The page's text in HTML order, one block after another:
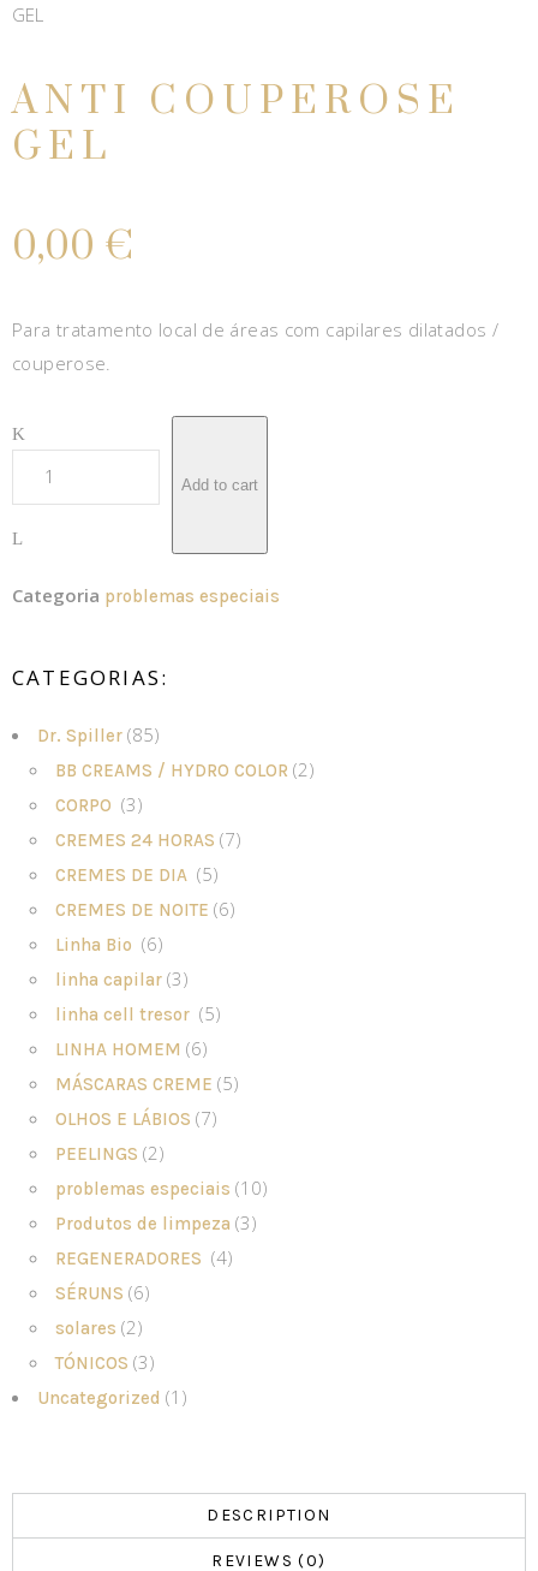
GEL
ANTI COUPEROSE
GEL
0,00 €
Para tratamento local de áreas com capilares dilatados /
couperose.
Add to cart
Categoria problemas especiais
CATEGORIAS:
Dr. Spiller (85)
BB CREAMS / HYDRO COLOR (2)
CORPO (3)
CREMES 24 HORAS (7)
CREMES DE DIA (5)
CREMES DE NOITE (6)
Linha Bio (6)
linha capilar (3)
linha cell tresor (5)
LINHA HOMEM (6)
MÁSCARAS CREME (5)
OLHOS E LÁBIOS (7)
PEELINGS (2)
problemas especiais (10)
Produtos de limpeza (3)
REGENERADORES (4)
SÉRUNS (6)
solares (2)
TÓNICOS (3)
Uncategorized (1)
DESCRIPTION
REVIEWS (0)